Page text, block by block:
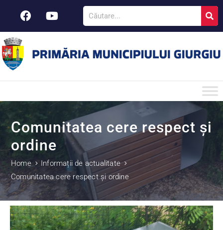
Comunitatea cere respect și
ordine
Home
Informații de actualitate
Comunitatea cere respect și ordine